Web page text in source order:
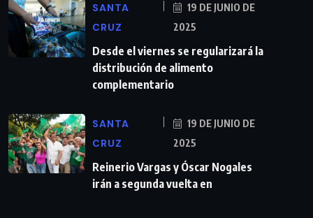
SANTA
CRUZ
19 DE JUNIO DE
2025
Desde el viernes se regularizará la
distribución de alimento
complementario
SANTA
CRUZ
19 DE JUNIO DE
2025
Reinerio Vargas y Óscar Nogales
irán a segunda vuelta en